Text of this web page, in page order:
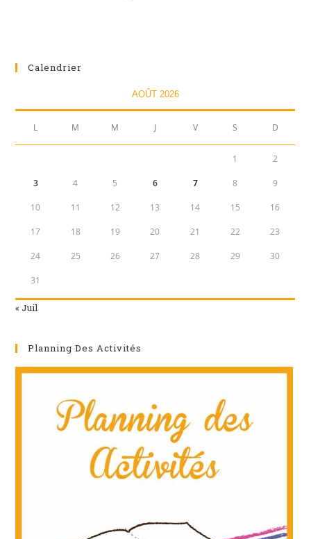
Calendrier
AOÛT 2026
L M M J V S D
1 2
3 4 5 6 7 8 9
10 11 12 13 14 15 16
17 18 19 20 21 22 23
24 25 26 27 28 29 30
31
« Juil
Planning Des Activités